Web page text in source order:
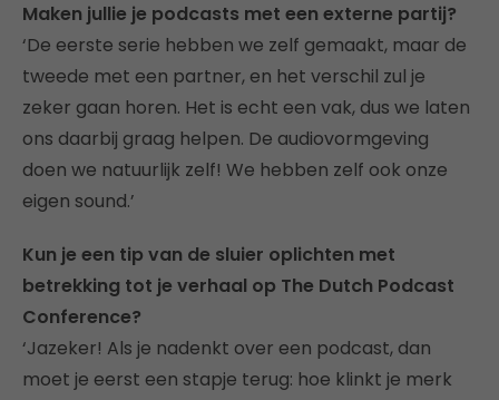
Maken jullie je podcasts met een externe partij?
‘De eerste serie hebben we zelf gemaakt, maar de
tweede met een partner, en het verschil zul je
zeker gaan horen. Het is echt een vak, dus we laten
ons daarbij graag helpen. De audiovormgeving
doen we natuurlijk zelf! We hebben zelf ook onze
eigen sound.’
Kun je een tip van de sluier oplichten met
betrekking tot je verhaal op The Dutch Podcast
Conference?
‘Jazeker! Als je nadenkt over een podcast, dan
moet je eerst een stapje terug: hoe klinkt je merk